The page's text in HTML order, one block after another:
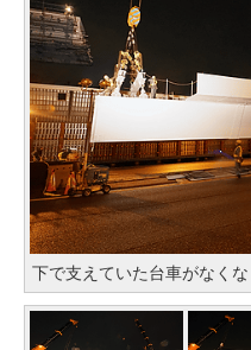
下で支えていた台車がなく